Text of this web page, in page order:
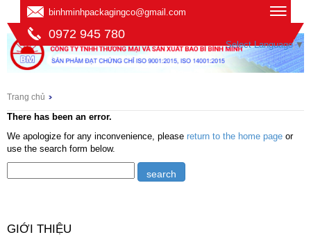
binhminhpackagingco@gmail.com
0972 945 780
Select Language ▼
Trang chủ
There has been an error.
We apologize for any inconvenience, please return to the home page or
use the search form below.
GIỚI THIỆU